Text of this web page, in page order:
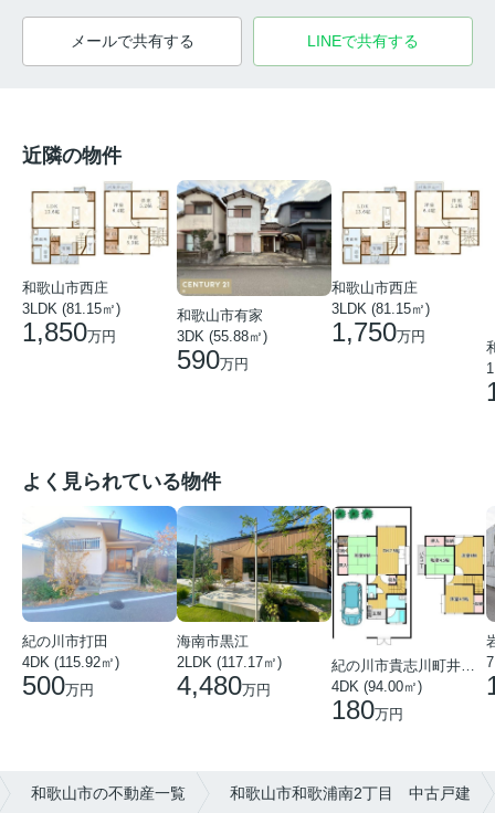
メールで共有する LINEで共有する
近隣の物件
和歌山市西庄
3LDK (81.15㎡)
1,850万円
和歌山市有家
3DK (55.88㎡)
590万円
和歌山市西庄
3LDK (81.15㎡)
1,750万円
よく見られている物件
紀の川市打田
4DK (115.92㎡)
500万円
海南市黒江
2LDK (117.17㎡)
4,480万円
紀の川市貴志川町井ノ口
4DK (94.00㎡)
180万円
和歌山市の不動産一覧 和歌山市和歌浦南2丁目 中古戸建